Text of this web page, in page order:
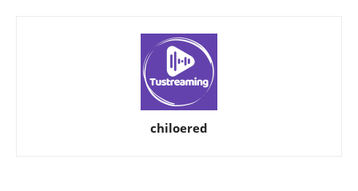
chiloered